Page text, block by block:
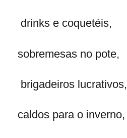
drinks e coquetéis,
sobremesas no pote,
brigadeiros lucrativos,
caldos para o inverno,